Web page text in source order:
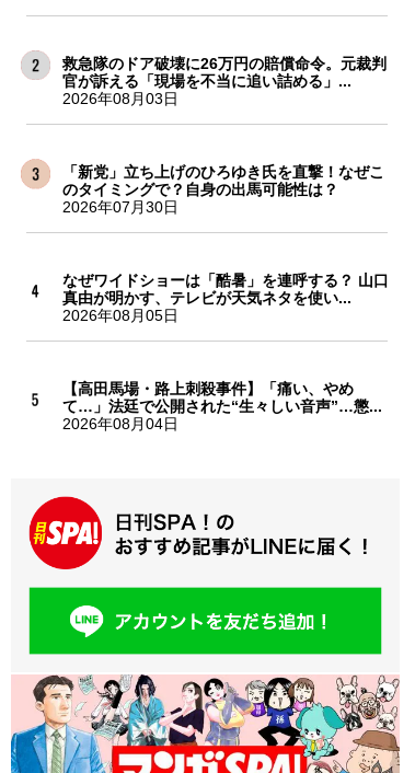
救急隊のドア破壊に26万円の賠償命令。元裁判
官が訴える「現場を不当に追い詰める」...
2026年08月03日
「新党」立ち上げのひろゆき氏を直撃！なぜこ
のタイミングで？自身の出馬可能性は？
2026年07月30日
なぜワイドショーは「酷暑」を連呼する？ 山口
真由が明かす、テレビが天気ネタを使い...
2026年08月05日
【高田馬場・路上刺殺事件】「痛い、やめ
て…」法廷で公開された“生々しい音声”…懲...
2026年08月04日